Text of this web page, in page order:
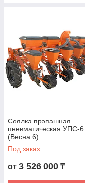
Сеялка пропашная
пневматическая УПС-6
(Весна 6)
Под заказ
от 3 526 000 ₸